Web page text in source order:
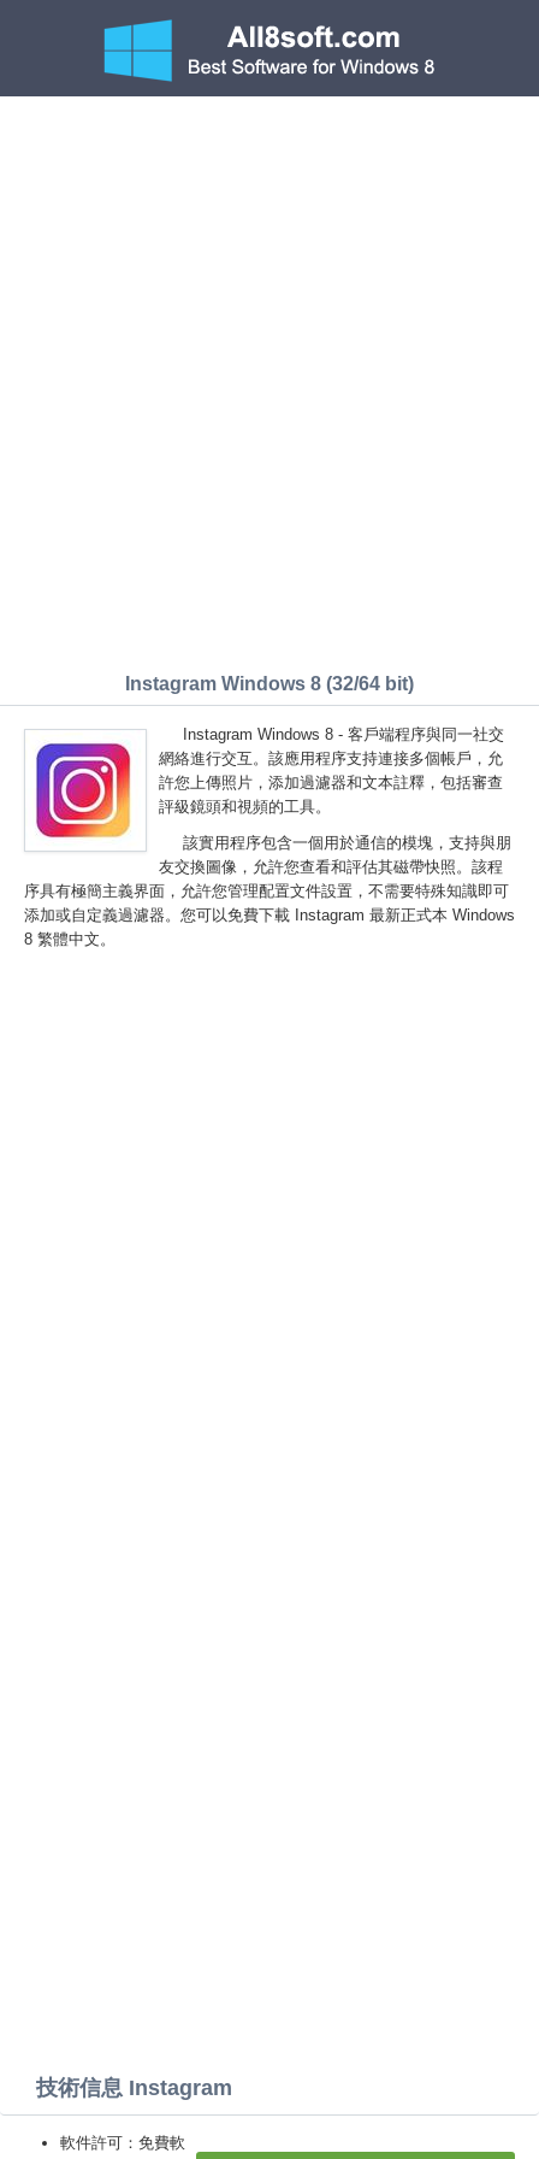
Instagram Windows 8 (32/64 bit)
Instagram Windows 8 - 客戶端程序與同一社交
網絡進行交互。該應用程序支持連接多個帳戶，允
許您上傳照片，添加過濾器和文本註釋，包括審查
評級鏡頭和視頻的工具。
該實用程序包含一個用於通信的模塊，支持與朋
友交換圖像，允許您查看和評估其磁帶快照。該程
序具有極簡主義界面，允許您管理配置文件設置，不需要特殊知識即可
添加或自定義過濾器。您可以免費下載 Instagram 最新正式本 Windows
8 繁體中文。
技術信息 Instagram
軟件許可：免費軟